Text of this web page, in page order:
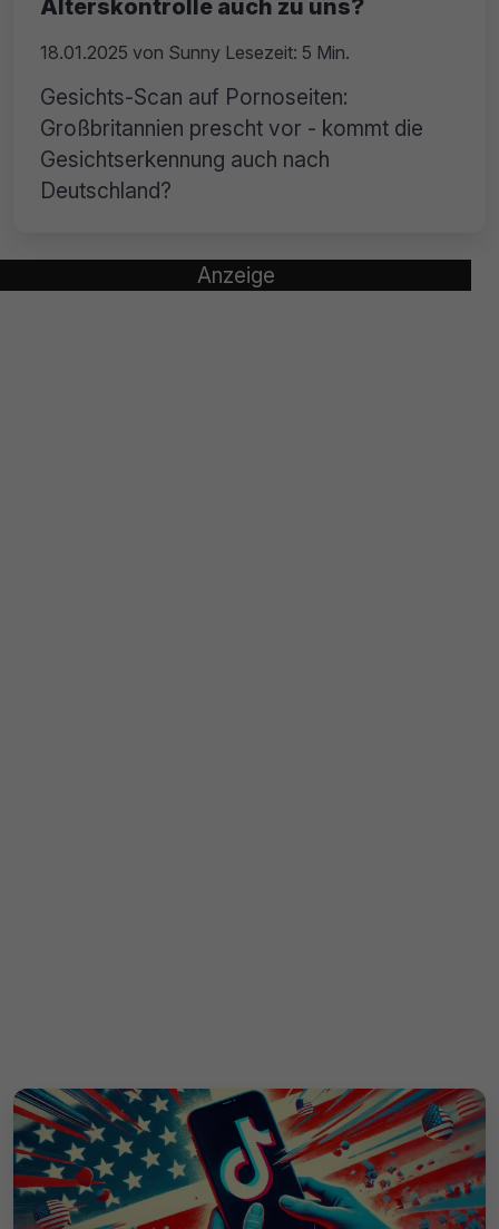
Alterskontrolle auch zu uns?
18.01.2025 von Sunny Lesezeit: 5 Min.
Gesichts-Scan auf Pornoseiten:
Großbritannien prescht vor - kommt die
Gesichtserkennung auch nach
Deutschland?